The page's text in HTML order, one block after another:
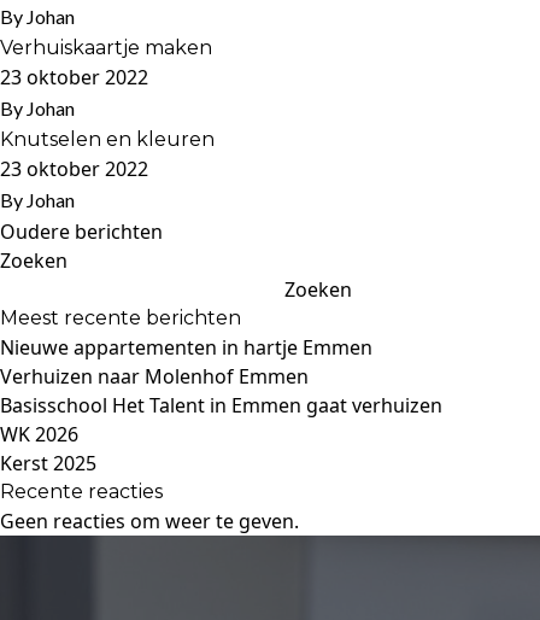
By Johan
Verhuiskaartje maken
23 oktober 2022
By Johan
Knutselen en kleuren
23 oktober 2022
By Johan
Berichtennavigatie
Oudere berichten
Zoeken
Zoeken
Meest recente berichten
Nieuwe appartementen in hartje Emmen
Verhuizen naar Molenhof Emmen
Basisschool Het Talent in Emmen gaat verhuizen
WK 2026
Kerst 2025
Recente reacties
Geen reacties om weer te geven.